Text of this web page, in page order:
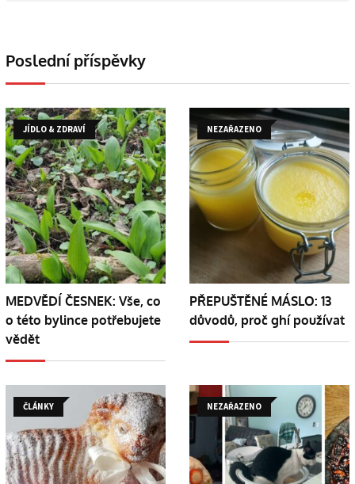
Poslední příspěvky
JÍDLO & ZDRAVÍ
MEDVĚDÍ ČESNEK: Vše, co
o této bylince potřebujete
vědět
NEZAŘAZENO
PŘEPUŠTĚNÉ MÁSLO: 13
důvodů, proč ghí používat
ČLÁNKY NEZAŘAZENO